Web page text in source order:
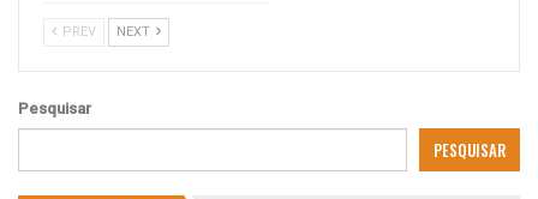
PREV NEXT
Pesquisar
PESQUISAR